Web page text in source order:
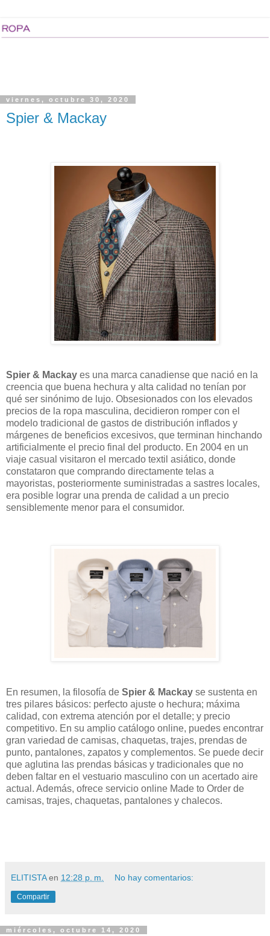
viernes, octubre 30, 2020
Spier & Mackay
Spier & Mackay es una marca canadiense que nació en la
creencia que buena hechura y alta calidad no tenían por
qué ser sinónimo de lujo. Obsesionados con los elevados
precios de la ropa masculina, decidieron romper con el
modelo tradicional de gastos de distribución inflados y
márgenes de beneficios excesivos, que terminan hinchando
artificialmente el precio final del producto. En 2004 en un
viaje casual visitaron el mercado textil asiático, donde
constataron que comprando directamente telas a
mayoristas, posteriormente suministradas a sastres locales,
era posible lograr una prenda de calidad a un precio
sensiblemente menor para el consumidor.
En resumen, la filosofía de Spier & Mackay se sustenta en
tres pilares básicos: perfecto ajuste o hechura; máxima
calidad, con extrema atención por el detalle; y precio
competitivo. En su amplio catálogo online, puedes encontrar
gran variedad de camisas, chaquetas, trajes, prendas de
punto, pantalones, zapatos y complementos. Se puede decir
que aglutina las prendas básicas y tradicionales que no
deben faltar en el vestuario masculino con un acertado aire
actual. Además, ofrece servicio online Made to Order de
camisas, trajes, chaquetas, pantalones y chalecos.
ELITISTA en 12:28 p. m. No hay comentarios:
Compartir
miércoles, octubre 14, 2020